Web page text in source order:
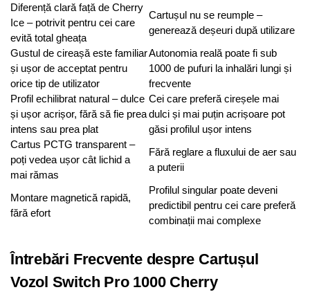
Diferență clară față de Cherry
Ice – potrivit pentru cei care
evită total gheața
Cartușul nu se reumple –
generează deșeuri după utilizare
Gustul de cireașă este familiar
și ușor de acceptat pentru
orice tip de utilizator
Autonomia reală poate fi sub
1000 de pufuri la inhalări lungi și
frecvente
Profil echilibrat natural – dulce
și ușor acrișor, fără să fie prea
intens sau prea plat
Cei care preferă cireșele mai
dulci și mai puțin acrișoare pot
găsi profilul ușor intens
Cartus PCTG transparent –
poți vedea ușor cât lichid a
mai rămas
Fără reglare a fluxului de aer sau
a puterii
Montare magnetică rapidă,
fără efort
Profilul singular poate deveni
predictibil pentru cei care preferă
combinații mai complexe
Întrebări Frecvente despre Cartușul
Vozol Switch Pro 1000 Cherry